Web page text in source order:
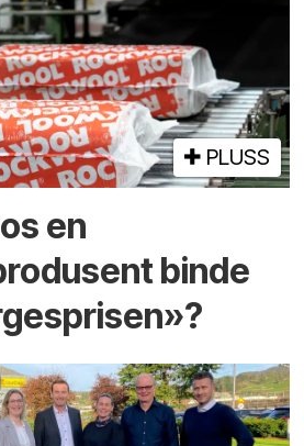
PLUSS
en
binde